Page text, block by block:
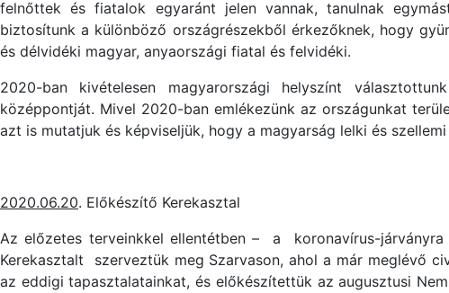
felnőttek és fiatalok egyaránt jelen vannak, tanulnak
biztosítunk a különböző országrészekből érkezőknek, hogy
és délvidéki magyar, anyaországi fiatal és felvidéki.
2020-ban kivételesen magyarországi helyszínt
középpontját. Mivel 2020-ban emlékezünk az országunkat
azt is mutatjuk és képviseljük, hogy a magyarság lelki és
2020.06.20. Előkészítő Kerekasztal
Az előzetes terveinkkel ellentétben – a koronavírus-
Kerekasztalt szerveztük meg Szarvason, ahol a már meglévő
az eddigi tapasztalatainkat, és előkészítettük az augusztusi